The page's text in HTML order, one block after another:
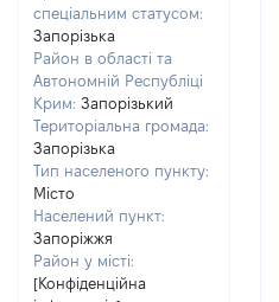
спеціальним статусом:
Запорізька
Район в області та
Автономній Республіці
Крим: Запорізький
Територіальна громада:
Запорізька
Тип населеного пункту:
Місто
Населений пункт:
Запоріжжя
Район у місті:
[Конфіденційна